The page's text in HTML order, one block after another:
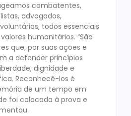
combatentes,
advogados,
todos essenciais
humanitários. “São
que, por suas ações e
a defender princípios
dignidade e
Reconhecê-los é
de um tempo em
foi colocada à prova e